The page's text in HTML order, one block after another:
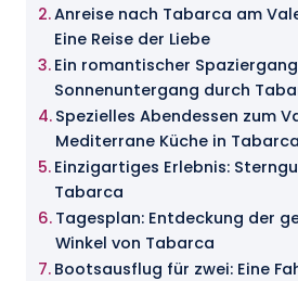
Anreise nach Tabarca am
Eine Reise der Liebe
Ein romantischer
Sonnenuntergang durch
Spezielles Abendessen zum
Mediterrane Küche in Tabarca
Einzigartiges Erlebnis:
Tabarca
Tagesplan: Entdeckung der
Winkel von Tabarca
Bootsausflug für zwei: Eine